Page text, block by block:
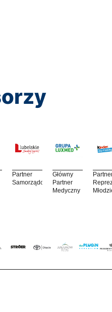
Partner
Samorządowy
Główny
Partner
Medyczny